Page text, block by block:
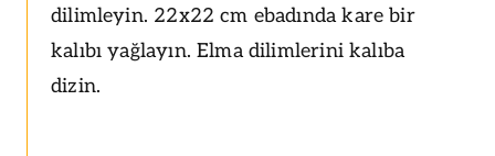
dilimleyin. 22x22 cm ebadında kare bir
kalıbı yağlayın. Elma dilimlerini kalıba
dizin.